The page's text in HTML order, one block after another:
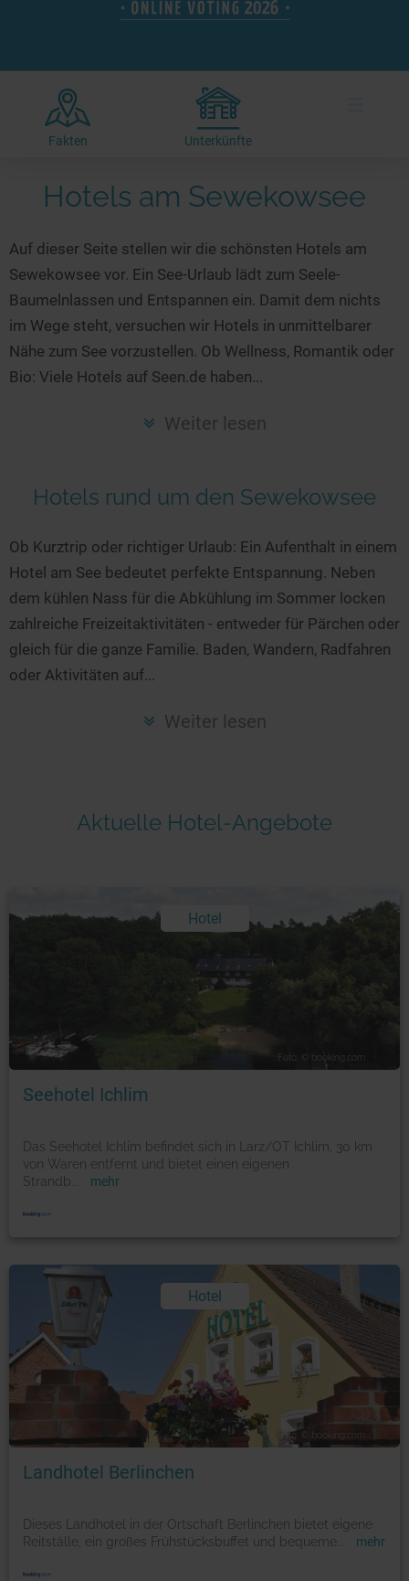
Radtouren am See
Kitesurfen
Kanu- & Kajaktouren
Badeseen in Deutschland
Wellness am See
Urlaub an der Küste
Unterkünfte
Hotels am See
Ferienwohnungen
Camping
Kanu- & Kajak-Urlaub
Wanderurlaub
Bikeurlaub
Auszeit & Wellness
Camping am See
Top-Hotels
Familienhotels
Wellness-Hotels
Biohotels
Ausgefallenes
Häuser auf dem Wasser
Hundefreundliche Unterkünfte
Seen in Deutschland
Seen in Europa
Überwachte Badestellen
Unsere See-Highlights
Top Seen nach Bundesländern
Top Seen nach Regionen
Deutschlands Lieblingsseen
Frankreich
Niederlande
Schweden
Norwegen
alle Länder…
Fakten Unterkünfte
Hotels am Sewekowsee
Auf dieser Seite stellen wir die schönsten Hotels am
Sewekowsee vor. Ein See-Urlaub lädt zum Seele-
Baumelnlassen und Entspannen ein. Damit dem nichts
im Wege steht, versuchen wir Hotels in unmittelbarer
Nähe zum See vorzustellen. Ob Wellness, Romantik oder
Bio: Viele Hotels auf Seen.de haben...
Weiter lesen
Hotels rund um den Sewekowsee
Ob Kurztrip oder richtiger Urlaub: Ein Aufenthalt in einem
Hotel am See bedeutet perfekte Entspannung. Neben
dem kühlen Nass für die Abkühlung im Sommer locken
zahlreiche Freizeitaktivitäten - entweder für Pärchen oder
gleich für die ganze Familie. Baden, Wandern, Radfahren
oder Aktivitäten auf...
Weiter lesen
Aktuelle Hotel-Angebote
Hotel
Foto: © booking.com
Seehotel Ichlim
Das Seehotel Ichlim befindet sich in Larz/OT Ichlim, 30 km
von Waren entfernt und bietet einen eigenen
Strandb
mehr
Hotel
Foto: © booking.com
Landhotel Berlinchen
Dieses Landhotel in der Ortschaft Berlinchen bietet eigene
Reitställe, ein großes Frühstücksbuffet und bequeme
mehr